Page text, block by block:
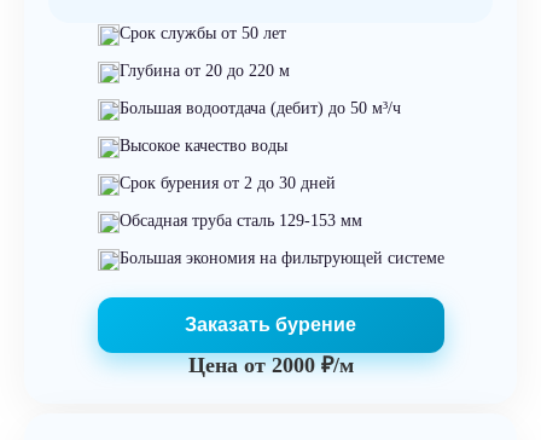
Срок службы от 50 лет
Глубина от 20 до 220 м
Большая водоотдача (дебит) до 50 м³/ч
Высокое качество воды
Срок бурения от 2 до 30 дней
Обсадная труба сталь 129-153 мм
Большая экономия на фильтрующей системе
Заказать бурение
Цена от2000 ₽/м